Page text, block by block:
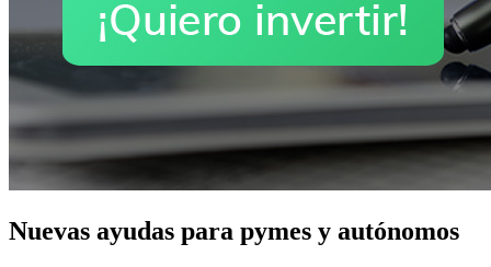
Nuevas ayudas para pymes y autónomos